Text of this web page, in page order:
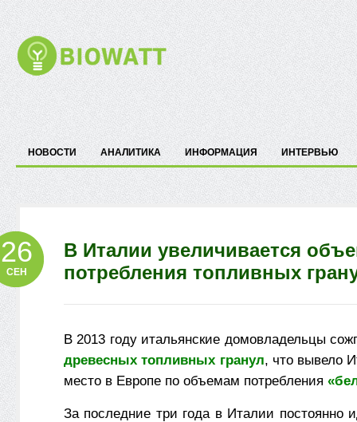
НОВОСТИ АНАЛИТИКА ИНФОРМАЦИЯ ИНТЕРВЬЮ
В Италии увеличивается
потребления топливных
26
СЕН
В 2013 году итальянские домовладельцы
древесных топливных гранул, что вывело
место в Европе по объемам потребления
За последние три года в Италии постоянно